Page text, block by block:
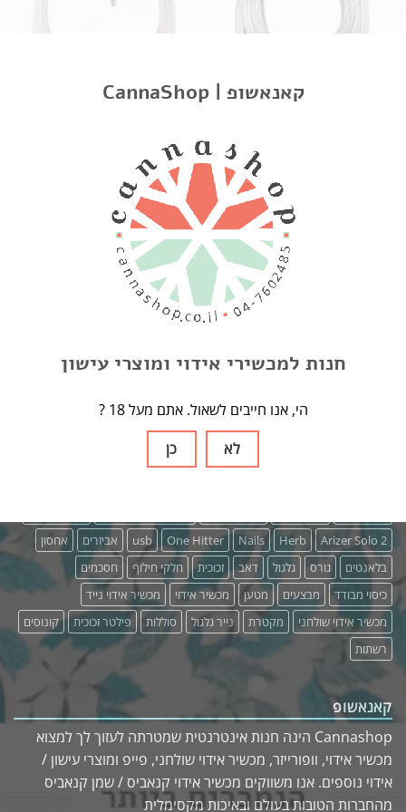
CannaShop | קאנאשופ
חנות למכשירי אידוי ומוצרי עישון
? הי, אנו חייבים לשאול. אתם מעל 18
כן
לא
חלקי חילוף
Arizer Extreme Q Long
Whip 3 ft
₪ 92.00
קאנאשופ
Cannashop הינה חנות אינטרנטית שמטרתה לעזוך לך למצוא
מכשיר אידוי, וופורייזר, מכשיר אידוי שולחני, פייפ ומוצרי עישון /
אידוי נוספים. אנו משווקים מכשיר אידוי קנאביס / שמן קנאביס
מהחברות הטובות בעולם ובאיכות מקסימלית
Arizer Solo 2
Herb
Nails
One Hitter
usb אביזרים
אחסון
בלאנטים
גורס גלגול דאב זכוכית חלקי חילוף
חסכמים
כיסוי מבודד
מבצעים מטען מכשיר אידוי
מכשיר אידוי נייד
מכשיר אידוי שולחני
מקטרת נייר גלגול סוללות פילטר זכוכית
קונוסים
רשתות
תנאים ופרטיות